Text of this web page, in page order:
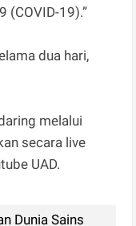
(COVID-19).”
dua hari,
melalui
secara live
UAD.
Dunia Sains